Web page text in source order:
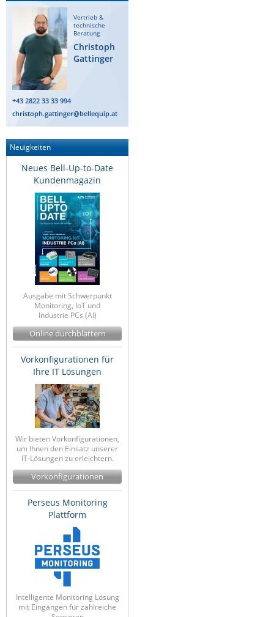
Vertrieb &
technische
Beratung
Christoph
Gattinger
+43 2822 33 33 994
christoph.gattinger@bellequip.at
Neuigkeiten
Neues Bell-Up-to-Date
Kundenmagazin
Ausgabe mit Schwerpunkt
Monitoring, IoT und
Industrie PCs (AI)
Online durchblättern
Vorkonfigurationen für
Ihre IT Lösungen
Wir bieten Vorkonfigurationen,
um Ihnen den Einsatz unserer
IT-Lösungen zu erleichtern.
Vorkonfigurationen
Perseus Monitoring
Plattform
Intelligente Monitoring Lösung
mit Eingängen für zahlreiche